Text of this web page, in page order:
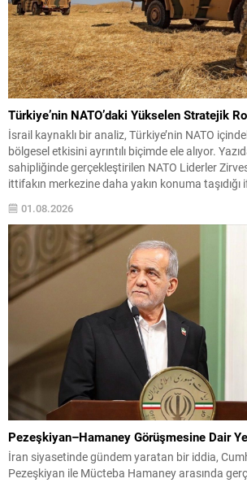
Türkiye’nin NATO’daki Yükselen Stratejik
İsrail kaynaklı bir analiz, Türkiye’nin NATO
bölgesel etkisini ayrıntılı biçimde ele alıyor.
sahipliğinde gerçekleştirilen NATO Liderler
ittifakın merkezine daha yakın konuma taşıdığı
Analizde, Türkiye’nin hem askeri hem de coğrafi
ittifak içinde giderek vazgeçilmez hale geldiği
01.08.2026
Pezeşkiyan–Hamaney Görüşmesine Dair
İran siyasetinde gündem yaratan bir iddia,
Pezeşkiyan ile Mücteba Hamaney arasında